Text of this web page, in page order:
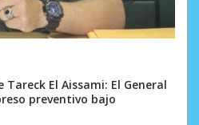
El Aissami: El General
preventivo bajo